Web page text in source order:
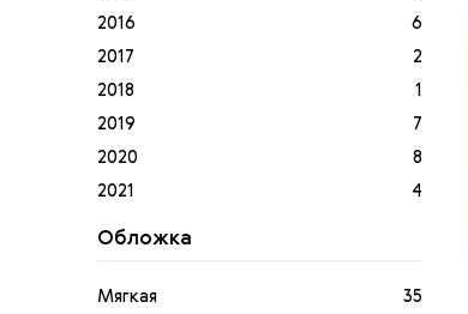
Федотов Павел
1
Федотов Павел. Сватовс...
1
2016
6
2017
2
2018
1
2019
7
2020
8
2021
4
2022
2024
6
Обложка
Мягкая
35